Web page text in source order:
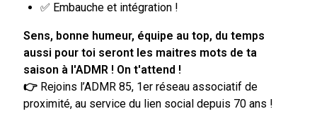
✅ Embauche et intégration !
Sens, bonne humeur, équipe au top, du temps
aussi pour toi seront les maitres mots de ta
saison à l'ADMR ! On t'attend !
👉 Rejoins l’ADMR 85, 1er réseau associatif de
proximité, au service du lien social depuis 70 ans !